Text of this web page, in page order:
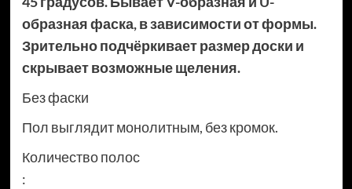
образная фаска, в зависимости от формы.
Зрительно подчёркивает размер доски и
скрывает возможные щеления.
Без фаски
Пол выглядит монолитным, без кромок.
Количество полос
: